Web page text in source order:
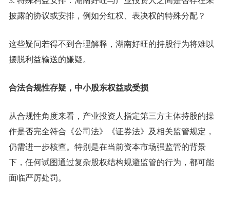
披露的协议或安排，例如分红权、表决权的特殊分配？
这些疑问若得不到合理解释，湖南好旺的持股行为将难以
摆脱利益输送的嫌疑。
合法合规性存疑，中小股东权益或受损
从合规性角度来看，产业投资人指定第三方主体持股的操
作是否完全符合《公司法》《证券法》及相关监管规定，
仍需进一步核查。特别是在当前资本市场强监管的背景
下，任何试图通过复杂股权结构规避监管的行为，都可能
面临严厉处罚。